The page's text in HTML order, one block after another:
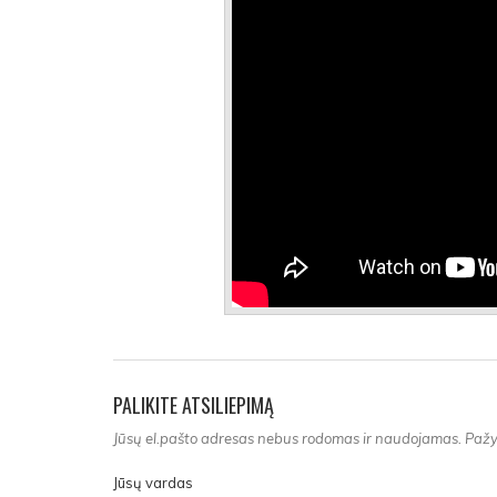
PALIKITE ATSILIEPIMĄ
Jūsų el.pašto adresas nebus rodomas ir naudojamas.
Jūsų vardas